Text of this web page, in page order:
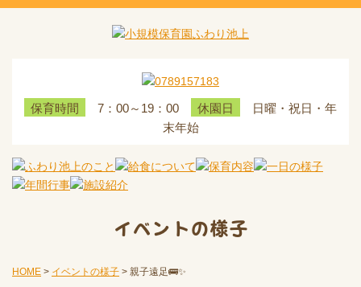
保育時間 7：00～19：00 休園日
日曜・祝日・年
末年始
イベントの様子
HOME > イベントの様子 > 親子遠足🚌✨